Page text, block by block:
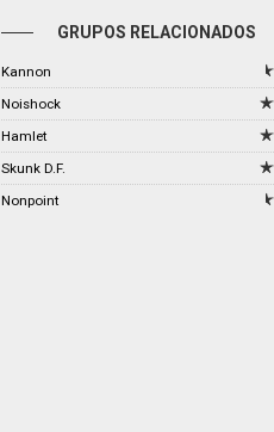
GRUPOS RELACIONADOS
Kannon
Noishock
Hamlet
Skunk D.F.
Nonpoint